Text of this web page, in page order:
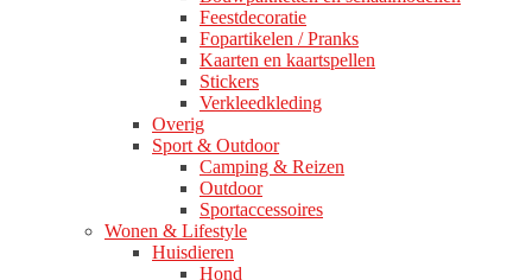
Feestdecoratie
Fopartikelen / Pranks
Kaarten en kaartspellen
Stickers
Verkleedkleding
Overig
Sport & Outdoor
Camping & Reizen
Outdoor
Sportaccessoires
Wonen & Lifestyle
Huisdieren
Hond